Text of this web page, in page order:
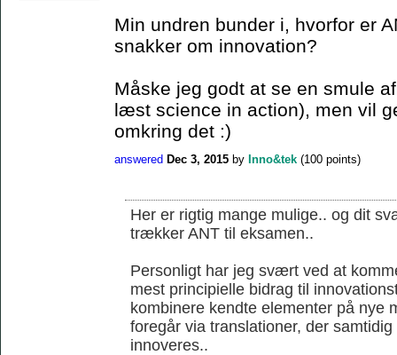
Min undren bunder i, hvorfor er
snakker om innovation?
Måske jeg godt at se en smule
læst science in action), men vil
omkring det :)
answered Dec 3, 2015 by Inno&tek (100 points)
Her er rigtig mange mulige.. og dit
trækker ANT til eksamen..
Personligt har jeg svært ved at
mest principielle bidrag til
kombinere kendte elementer på nye
foregår via translationer, der
innoveres..